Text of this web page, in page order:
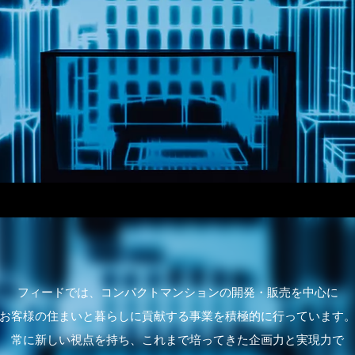
フィードでは、コンパクトマンションの開発・販売を中心に
お客様の住まいと暮らしに貢献する事業を積極的に行っています。
常に新しい視点を持ち、これまで培ってきた企画力と実現力で